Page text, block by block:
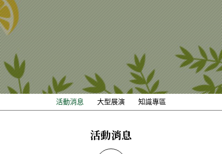
活動消息 大型展演 知識專區
活動消息